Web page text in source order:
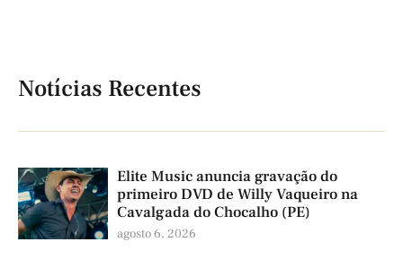
Notícias Recentes
Elite Music anuncia gravação do
primeiro DVD de Willy Vaqueiro na
Cavalgada do Chocalho (PE)
agosto 6, 2026